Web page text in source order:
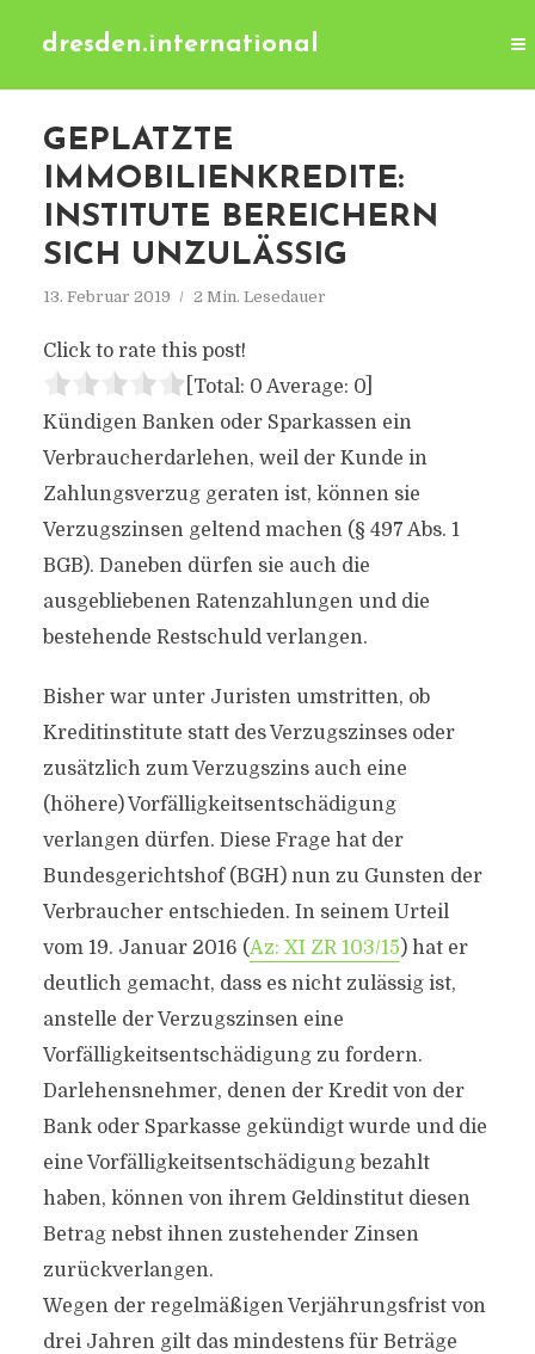
dresden.international
GEPLATZTE
IMMOBILIENKREDITE:
INSTITUTE BEREICHERN
SICH UNZULÄSSIG
13. Februar 2019 2 Min. Lesedauer
Click to rate this post!
[Total: 0 Average: 0]
Kündigen Banken oder Sparkassen ein
Verbraucherdarlehen, weil der Kunde in
Zahlungsverzug geraten ist, können sie
Verzugszinsen geltend machen (§ 497 Abs. 1
BGB). Daneben dürfen sie auch die
ausgebliebenen Ratenzahlungen und die
bestehende Restschuld verlangen.
Bisher war unter Juristen umstritten, ob
Kreditinstitute statt des Verzugszinses oder
zusätzlich zum Verzugszins auch eine
(höhere) Vorfälligkeitsentschädigung
verlangen dürfen. Diese Frage hat der
Bundesgerichtshof (BGH) nun zu Gunsten der
Verbraucher entschieden. In seinem Urteil
vom 19. Januar 2016 (Az: XI ZR 103/15) hat er
deutlich gemacht, dass es nicht zulässig ist,
anstelle der Verzugszinsen eine
Vorfälligkeitsentschädigung zu fordern.
Darlehensnehmer, denen der Kredit von der
Bank oder Sparkasse gekündigt wurde und die
eine Vorfälligkeitsentschädigung bezahlt
haben, können von ihrem Geldinstitut diesen
Betrag nebst ihnen zustehender Zinsen
zurückverlangen.
Wegen der regelmäßigen Verjährungsfrist von
drei Jahren gilt das mindestens für Beträge